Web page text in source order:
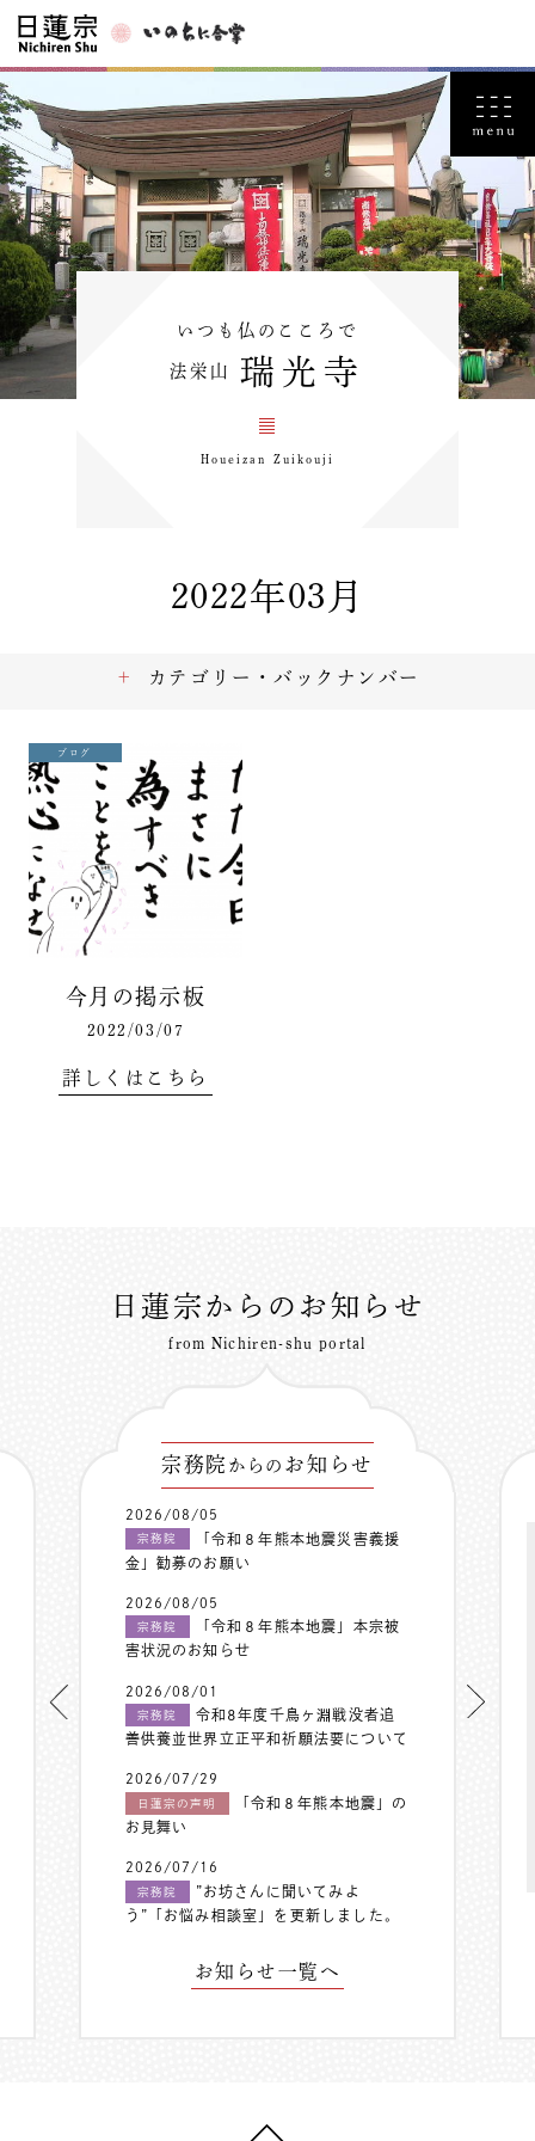
いつも仏のこころで
法栄山 瑞光寺
Houeizan Zuikouji
2022年03月
ブログ
今月の掲示板
2022/03/07
詳しくはこちら
カテゴリー・バックナンバー
日蓮宗からのお知らせ
from Nichiren-shu portal
宗務院 からの お知らせ
2026/08/05
宗務院
「令和８年熊本地震災害義援
金」勧募のお願い
2026/08/05
宗務院
「令和８年熊本地震」本宗被
害状況のお知らせ
2026/08/01
宗務院
令和8年度千鳥ヶ淵戦没者追
善供養並世界立正平和祈願法要について
2026/07/29
日蓮宗の声明
「令和８年熊本地震」の
お見舞い
2026/07/16
宗務院
”お坊さんに聞いてみよ
う”「お悩み相談室」を更新しました。
お知らせ一覧へ